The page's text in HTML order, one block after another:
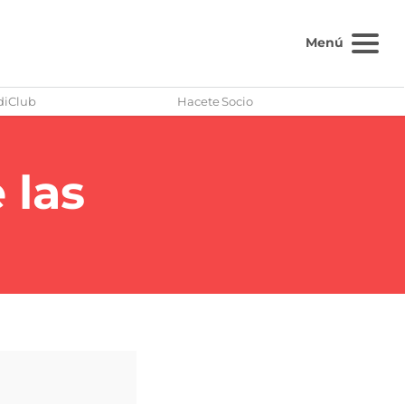
Menú
Hacete Socio
las